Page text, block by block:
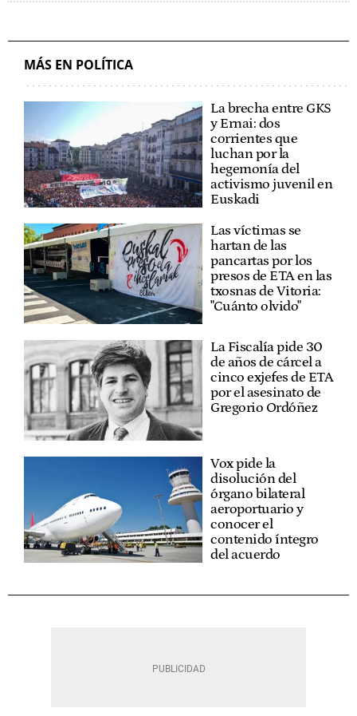
MÁS EN POLÍTICA
La brecha entre GKS
y Ernai: dos
corrientes que
luchan por la
hegemonía del
activismo juvenil en
Euskadi
Las víctimas se
hartan de las
pancartas por los
presos de ETA en las
txosnas de Vitoria:
"Cuánto olvido"
La Fiscalía pide 30
de años de cárcel a
cinco exjefes de ETA
por el asesinato de
Gregorio Ordóñez
Vox pide la
disolución del
órgano bilateral
aeroportuario y
conocer el
contenido íntegro
del acuerdo